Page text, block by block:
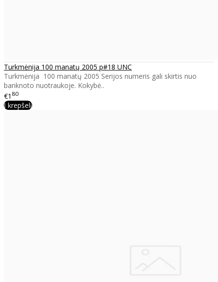
Turkmėnija 100 manatų 2005 p#18 UNC
Turkmėnija 100 manatų 2005 Serijos numeris gali skirtis nuo
banknoto nuotraukoje. Kokybė..
€1 80
Į krepšelį